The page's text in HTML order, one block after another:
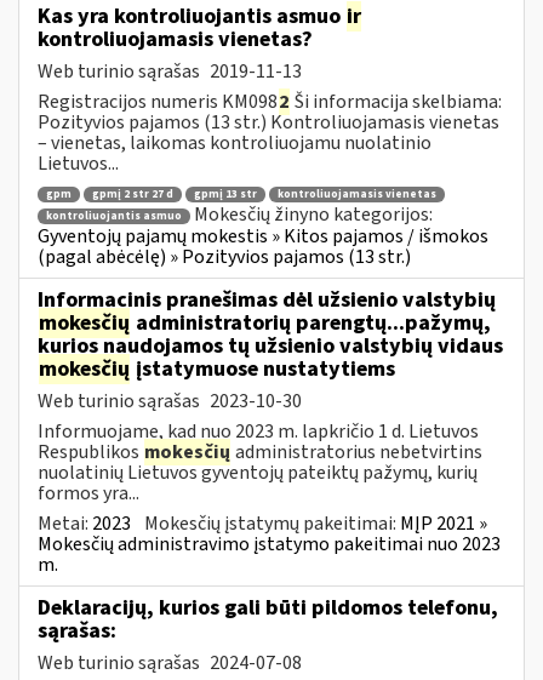
Kas yra kontroliuojantis asmuo ir
kontroliuojamasis vienetas?
Web turinio sąrašas 2019-11-13
Registracijos numeris KM0982 Ši informacija skelbiama:
Pozityvios pajamos (13 str.) Kontroliuojamasis vienetas
– vienetas, laikomas kontroliuojamu nuolatinio
Lietuvos...
gpm gpmį 2 str 27 d gpmį 13 str
kontroliuojamasis vienetas
kontroliuojantis asmuo
Mokesčių žinyno kategorijos:
Gyventojų pajamų mokestis » Kitos pajamos / išmokos
(pagal abėcėlę) » Pozityvios pajamos (13 str.)
Informacinis pranešimas dėl užsienio valstybių
mokesčių administratorių parengtų...pažymų,
kurios naudojamos tų užsienio valstybių vidaus
mokesčių įstatymuose nustatytiems
Web turinio sąrašas 2023-10-30
Informuojame, kad nuo 2023 m. lapkričio 1 d. Lietuvos
Respublikos mokesčių administratorius nebetvirtins
nuolatinių Lietuvos gyventojų pateiktų pažymų, kurių
formos yra...
Metai: 2023 Mokesčių įstatymų pakeitimai: MĮP 2021 »
Mokesčių administravimo įstatymo pakeitimai nuo 2023
m.
Deklaracijų, kurios gali būti pildomos telefonu,
sąrašas:
Web turinio sąrašas 2024-07-08